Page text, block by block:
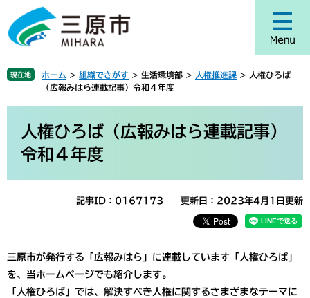
ジ
頭
す
ュ
飛
し
現在地 ホーム > 組織でさがす > 生活環境部 > 人権推進課 >
人権ひろば
（広報みはら連載記事）令和４年度
人権ひろば（広報みはら連載記事）
令和４年度
記事ID：0167173 更新日：2023年4月1日更新
三原市が発行する「広報みはら」に連載しています「人権ひろば」
を、当ホームページでも紹介します。
「人権ひろば」では、解決すべき人権に関するさまざまなテーマに